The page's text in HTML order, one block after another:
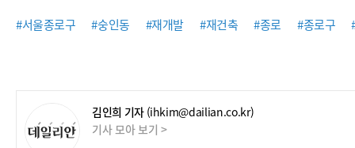
#서울종로구 #숭인동 #재개발 #재건축 #종로 #종로구
김인희 기자 (ihkim@dailian.co.kr)
기사 모아 보기 >